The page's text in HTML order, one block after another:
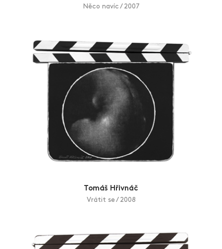
Něco navíc / 2007
Tomáš Hřivnáč
Vrátit se / 2008